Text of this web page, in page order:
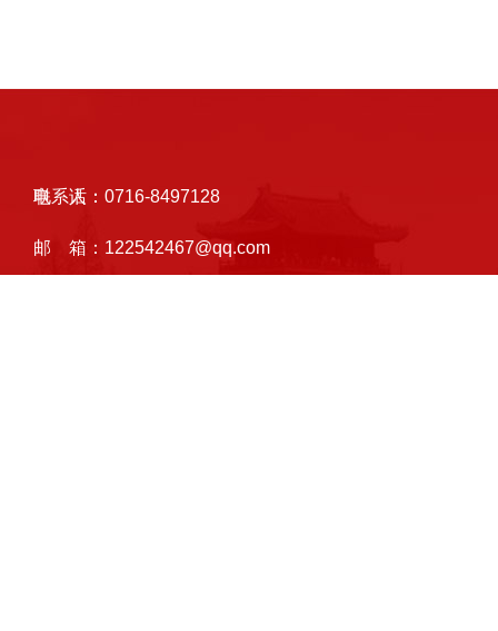
联系人：
电 话： 0716-8497128
邮 箱： 122542467@qq.com